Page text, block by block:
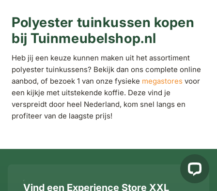
Polyester tuinkussen kopen
bij Tuinmeubelshop.nl
Heb jij een keuze kunnen maken uit het assortiment
polyester tuinkussens? Bekijk dan ons complete online
aanbod, of bezoek 1 van onze fysieke megastores voor
een kijkje met uitstekende koffie. Deze vind je
verspreidt door heel Nederland, kom snel langs en
profiteer van de laagste prijs!
Vind een Experience Store XXL